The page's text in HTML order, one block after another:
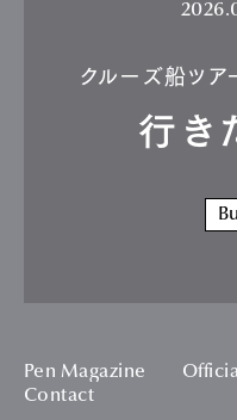
クルーズ船ツ
行き
Pen Magazine
Contact